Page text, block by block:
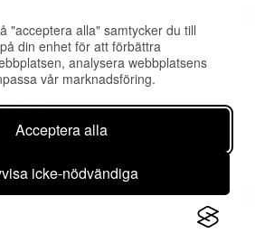
"acceptera alla" samtycker du till
din enhet för att förbättra
analysera webbplatsens
vår marknadsföring.
Acceptera alla
icke-nödvändiga
specialist
Sörling
klassisk konst
36 15